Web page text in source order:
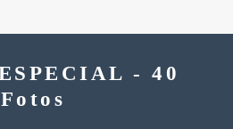
- 40
Fotos